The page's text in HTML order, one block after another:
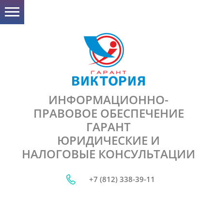
ИНФОРМАЦИОННО-
ПРАВОВОЕ ОБЕСПЕЧЕНИЕ
ГАРАНТ
ЮРИДИЧЕСКИЕ И
НАЛОГОВЫЕ КОНСУЛЬТАЦИИ
+7 (812) 338-39-11